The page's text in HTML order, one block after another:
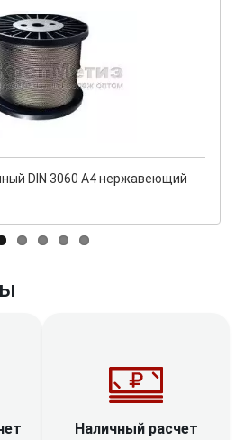
DIN 3060 A4 нержавеющий
Наличный расчет